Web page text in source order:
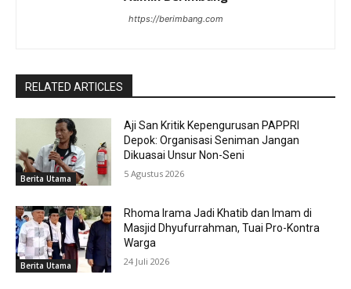
https://berimbang.com
RELATED ARTICLES
Berita Utama
Aji San Kritik Kepengurusan PAPPRI
Depok: Organisasi Seniman Jangan
Dikuasai Unsur Non-Seni
5 Agustus 2026
Berita Utama
Rhoma Irama Jadi Khatib dan Imam di
Masjid Dhyufurrahman, Tuai Pro-Kontra
Warga
24 Juli 2026